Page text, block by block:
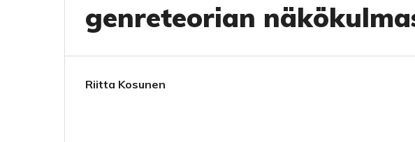
genreteorian
Riitta Kosunen